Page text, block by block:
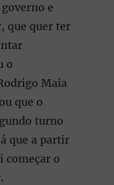
e
que quer ter
o
Maia
que o
turno
que a partir
começar o